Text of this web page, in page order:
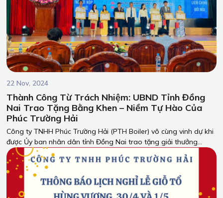
22 Nov, 2024
Thành Công Từ Trách Nhiệm: UBND Tỉnh Đồng
Nai Trao Tặng Bằng Khen – Niềm Tự Hào Của
Phúc Trường Hải
Công ty TNHH Phúc Trường Hải (PTH Boiler) vô cùng vinh dự khi
được Ủy ban nhân dân tỉnh Đồng Nai trao tặng giải thưởng
dành cho những doanh nghiệp thực hiện xuất sắc nghĩa vụ thuế
trong năm 2023.